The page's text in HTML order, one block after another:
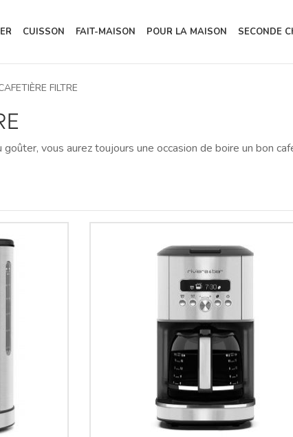
CUISSON FAIT-MAISON POUR LA MAISON SECONDE
FILTRE
vous aurez toujours une occasion de boire un bon